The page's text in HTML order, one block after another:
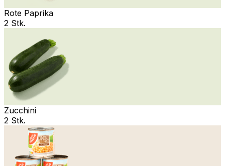
Rote Paprika
2 Stk.
Zucchini
2 Stk.